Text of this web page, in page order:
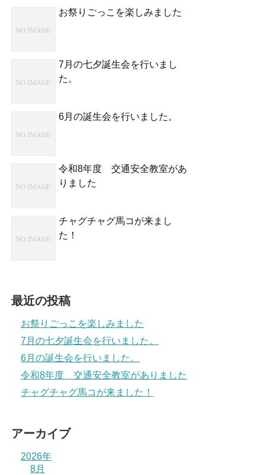
お祭りごっこを楽しみました
7月の七夕誕生会を行いまし
た。
6月の誕生会を行いました。
令和8年度 交通安全教室があ
りました
チャグチャグ馬コが来まし
た！
最近の投稿
お祭りごっこを楽しみました
7月の七夕誕生会を行いました。
6月の誕生会を行いました。
令和8年度 交通安全教室がありました
チャグチャグ馬コが来ました！
アーカイブ
2026年
8月